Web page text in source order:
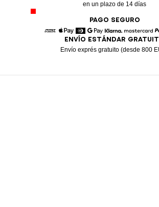
en un plazo de 14 días
PAGO SEGURO
American Express
Apple Pay
DinersGoogle Pay
Klarna
ENVÍO ESTÁNDAR
Envío exprés gratuito (desde 800